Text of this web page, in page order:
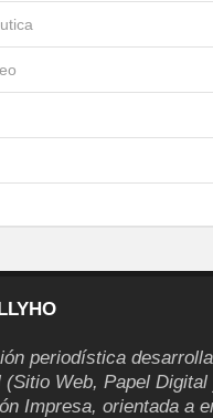
periodística
(Sitio Web, Papel Digital
Impresa, orientada a